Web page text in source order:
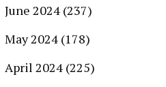
June 2024 (237)
May 2024 (178)
April 2024 (225)